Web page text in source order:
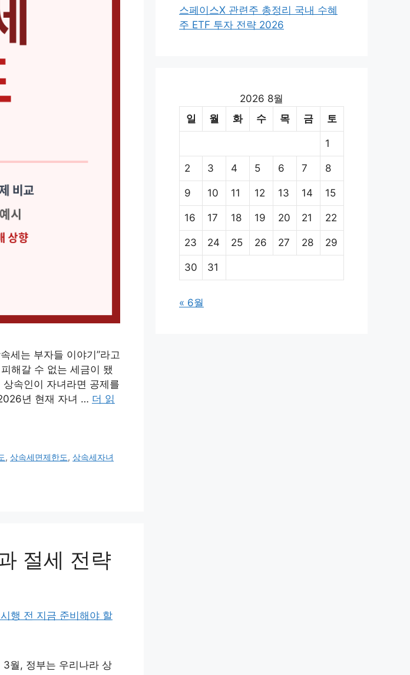
세는 부자들 이야기”라고
해갈 수 없는 세금이 됐
속인이 자녀라면 공제를
년 현재 자녀 … 더 읽
,상속세면제한도,상속세자녀
절세 전략
월, 정부는 우리나라 상
스페이스X 관련주 총정리 국내 수혜
주 ETF 투자 전략 2026
2026 8월
일
월 화 수 목 금 토
1
2 3 4 5 6 7 8
9 10 11 12 13 14 15
16 17 18 19 20 21 22
23 24 25 26 27 28 29
30 31
« 6월